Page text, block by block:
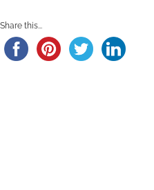
Share this...